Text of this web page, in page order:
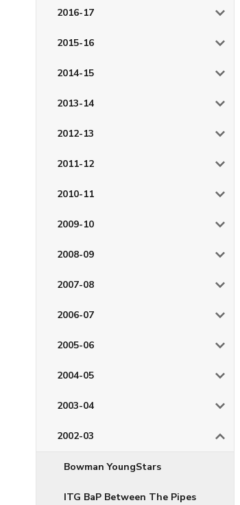
2016-17
2015-16
2014-15
2013-14
2012-13
2011-12
2010-11
2009-10
2008-09
2007-08
2006-07
2005-06
2004-05
2003-04
2002-03
Bowman YoungStars
ITG BaP Between The Pipes